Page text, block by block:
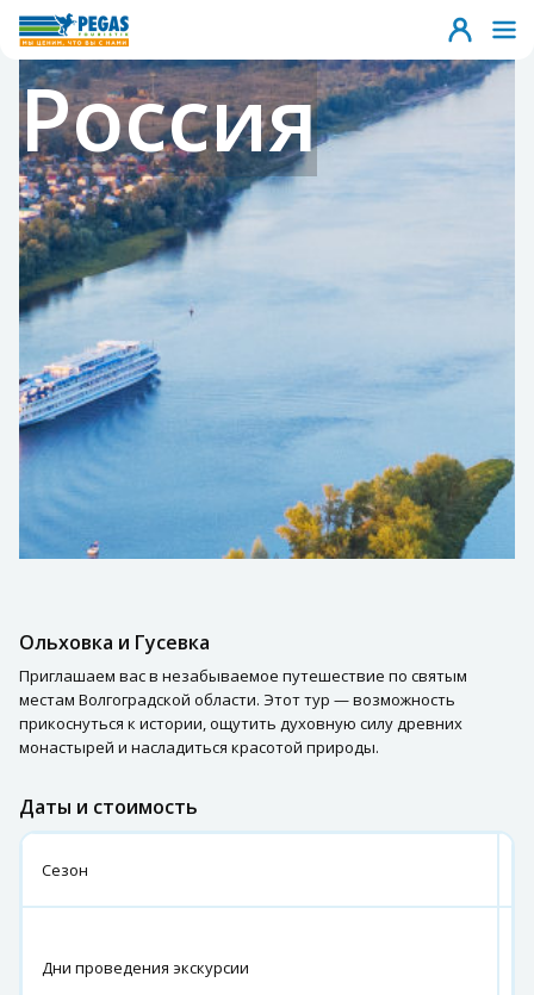
Россия
Ольховка и Гусевка
Приглашаем вас в незабываемое путешествие по святым
местам Волгоградской области. Этот тур — возможность
прикоснуться к истории, ощутить духовную силу древних
монастырей и насладиться красотой природы.
Даты и стоимость
Сезон
Дни проведения экскурсии